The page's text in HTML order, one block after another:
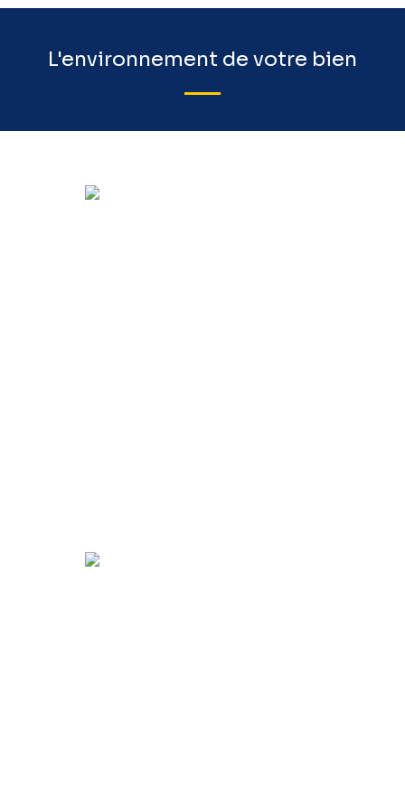
L'environnement de votre bien